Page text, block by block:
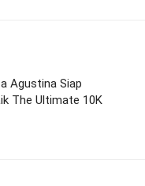
Agustina Siap
The Ultimate 10K